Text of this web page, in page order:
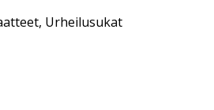
, Urheilusukat